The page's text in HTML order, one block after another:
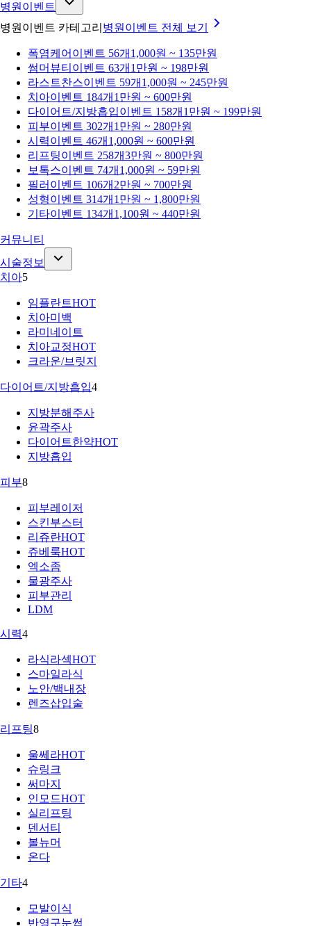
병원이벤트
병원이벤트 카테고리 병원이벤트 전체 보기
폭염케어 이벤트 56개 1,000원 ~ 135만원
썸머뷰티 이벤트 63개 1만원 ~ 198만원
라스트찬스이벤트 59개 1,000원 ~ 245만원
치아이벤트 184개 1만원 ~ 600만원
다이어트/지방흡입이벤트 158개 1만원 ~ 199만원
피부이벤트 302개 1만원 ~ 280만원
시력이벤트 46개 1,000원 ~ 600만원
리프팅이벤트 258개3만원 ~ 800만원
보톡스이벤트 74개 1,000원 ~ 59만원
필러 이벤트 106개 2만원 ~ 700만원
성형이벤트 314개 1만원 ~ 1,800만원
기타이벤트 134개 1,100원 ~ 440만원
커뮤니티
시술정보
치아5
임플란트HOT
치아미백
라미네이트
치아교정HOT
크라운/브릿지
다이어트/지방흡입4
지방분해주사
윤곽주사
다이어트한약HOT
지방흡입
피부8
피부레이저
스킨부스터
리쥬란HOT
쥬베룩HOT
엑소좀
물광주사
피부관리
LDM
시력4
라식라섹HOT
스마일라식
노안/백내장
렌즈삽입술
리프팅8
울쎄라HOT
슈링크
써마지
인모드HOT
실리프팅
덴서티
볼뉴머
온다
기타4
모발이식
반영구눈썹